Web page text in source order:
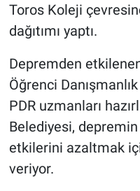
Toros Koleji
dağıtımı yaptı.
Depremden
Öğrenci
PDR uzmanları
Belediyesi,
etkilerini azaltmak
veriyor.